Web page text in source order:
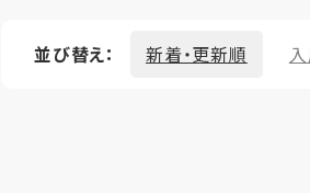
並び替え： 新着・更新順